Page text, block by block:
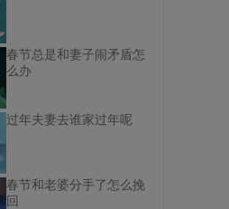
春节总是和妻子闹矛盾怎
么办
过年夫妻去谁家过年呢
春节和老婆分手了怎么挽
回